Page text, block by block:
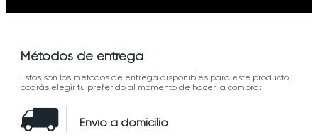
Métodos de entrega
Estos son los métodos de entrega disponibles para este producto,
podrás elegir tu preferido al momento de hacer la compra:
Envío a domicilio